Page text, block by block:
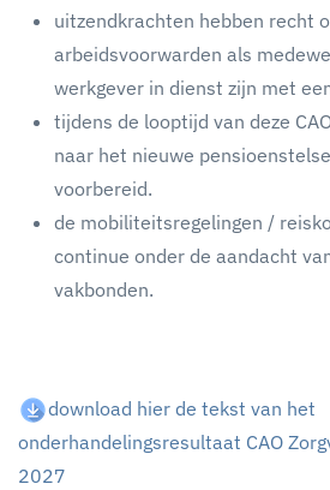
uitzendkrachten hebben recht
arbeidsvoorwarden als
werkgever in dienst zijn met
tijdens de looptijd van deze
naar het nieuwe
voorbereid.
de mobiliteitsregelingen /
continue onder de aandacht
vakbonden.
download hier de tekst van het
onderhandelingsresultaat CAO
2027